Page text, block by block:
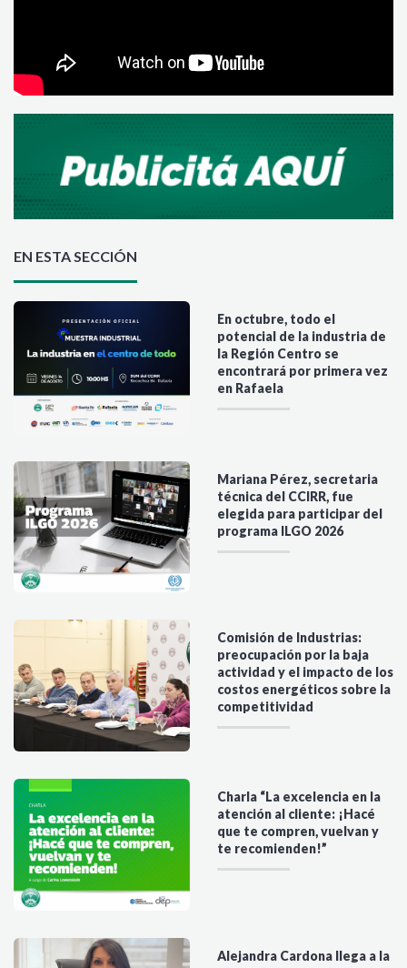
EN ESTA SECCIÓN
En octubre, todo el
potencial de la industria de
la Región Centro se
encontrará por primera vez
en Rafaela
Mariana Pérez, secretaria
técnica del CCIRR, fue
elegida para participar del
programa ILGO 2026
Comisión de Industrias:
preocupación por la baja
actividad y el impacto de los
costos energéticos sobre la
competitividad
Charla “La excelencia en la
atención al cliente: ¡Hacé
que te compren, vuelvan y
te recomienden!”
Alejandra Cardona llega a la